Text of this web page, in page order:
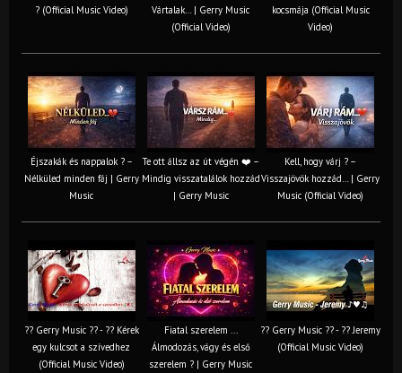
? (Official Music Video)
Vártalak… | Gerry Music
(Official Video)
kocsmája (Official Music
Video)
Éjszakák és nappalok ? –
Nélküled minden fáj | Gerry
Music
Te ott állsz az út végén ❤️ –
Mindig visszatalálok hozzád
| Gerry Music
Kell, hogy várj ? –
Visszajövök hozzád… | Gerry
Music (Official Video)
?? Gerry Music ?? - ?? Kérek
egy kulcsot a szívedhez
(Official Music Video)
Fiatal szerelem ...
Álmodozás, vágy és első
szerelem ? | Gerry Music
?? Gerry Music ?? - ?? Jeremy
(Official Music Video)